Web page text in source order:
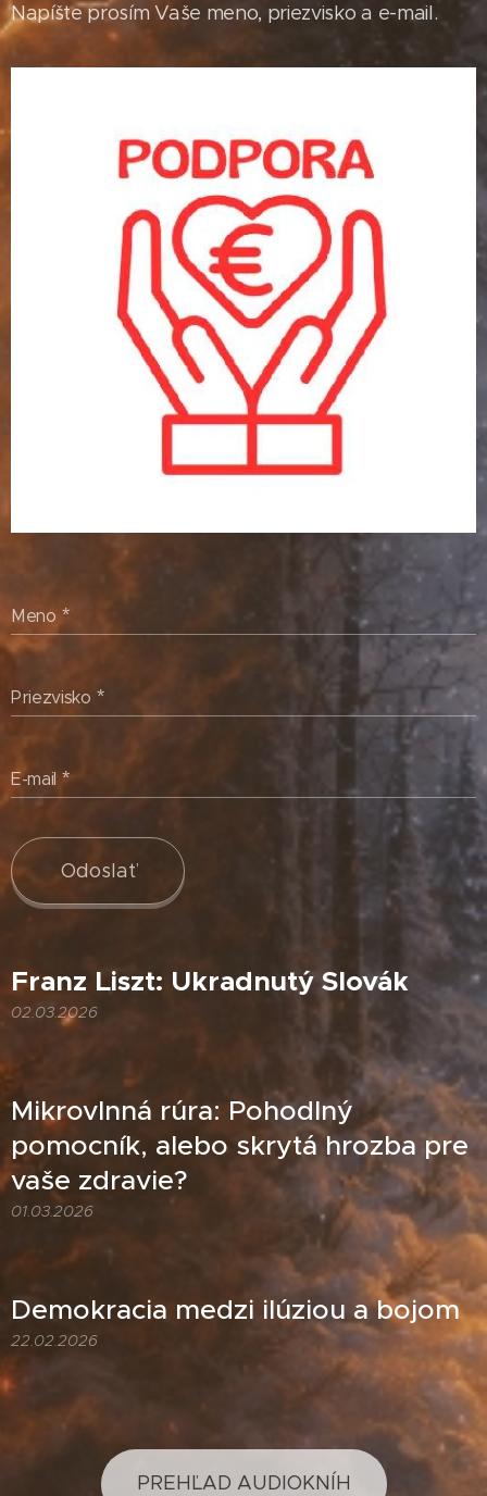
Napíšte prosím Vaše meno, priezvisko a e-mail.
Meno
Priezvisko
E-mail
Odoslať
Franz Liszt: Ukradnutý Slovák
02.03.2026
Mikrovlnná rúra: Pohodlný
pomocník, alebo skrytá hrozba pre
vaše zdravie?
01.03.2026
Demokracia medzi ilúziou a bojom
22.02.2026
PREHĽAD AUDIOKNÍH